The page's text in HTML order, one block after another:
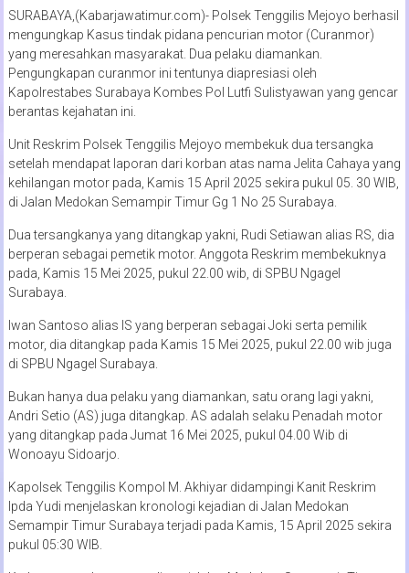
SURABAYA,(Kabarjawatimur.com)- Polsek Tenggilis Mejoyo berhasil
mengungkap Kasus tindak pidana pencurian motor (Curanmor)
yang meresahkan masyarakat. Dua pelaku diamankan.
Pengungkapan curanmor ini tentunya diapresiasi oleh
Kapolrestabes Surabaya Kombes Pol Lutfi Sulistyawan yang gencar
berantas kejahatan ini.
Unit Reskrim Polsek Tenggilis Mejoyo membekuk dua tersangka
setelah mendapat laporan dari korban atas nama Jelita Cahaya yang
kehilangan motor pada, Kamis 15 April 2025 sekira pukul 05. 30 WIB,
di Jalan Medokan Semampir Timur Gg 1 No 25 Surabaya.
Dua tersangkanya yang ditangkap yakni, Rudi Setiawan alias RS, dia
berperan sebagai pemetik motor. Anggota Reskrim membekuknya
pada, Kamis 15 Mei 2025, pukul 22.00 wib, di SPBU Ngagel
Surabaya.
Iwan Santoso alias IS yang berperan sebagai Joki serta pemilik
motor, dia ditangkap pada Kamis 15 Mei 2025, pukul 22.00 wib juga
di SPBU Ngagel Surabaya.
Bukan hanya dua pelaku yang diamankan, satu orang lagi yakni,
Andri Setio (AS) juga ditangkap. AS adalah selaku Penadah motor
yang ditangkap pada Jumat 16 Mei 2025, pukul 04.00 Wib di
Wonoayu Sidoarjo.
Kapolsek Tenggilis Kompol M. Akhiyar didampingi Kanit Reskrim
Ipda Yudi menjelaskan kronologi kejadian di Jalan Medokan
Semampir Timur Surabaya terjadi pada Kamis, 15 April 2025 sekira
pukul 05:30 WIB.